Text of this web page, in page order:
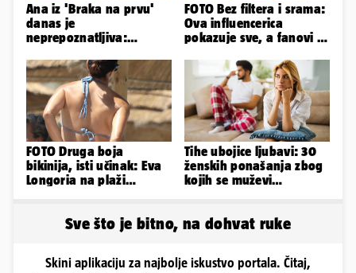
Ana iz 'Braka na prvu'
danas je
neprepoznatljiva:
ovako sad izgleda
FOTO Bez filtera i srama:
Ova influencerica
pokazuje sve, a fanovi je
FOTO Druga boja
bikinija, isti učinak: Eva
Longoria na plaži
Tihe ubojice ljubavi: 30
ženskih ponašanja zbog
kojih se muževi
Sve što je bitno, na dohvat ruke
Skini aplikaciju za najbolje iskustvo portala. Čitaj,